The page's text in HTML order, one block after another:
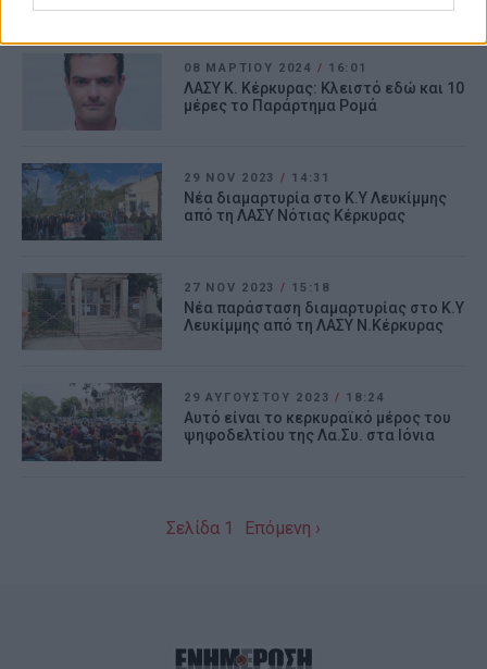
I want to allow Google to enable storage
related to security, including
authentication functionality and fraud
prevention, and other user protection.
08 ΜΑΡΤΊΟΥ 2024 / 16:01
ΛΑΣΥ Κ. Κέρκυρας: Κλειστό εδώ και 10
μέρες το Παράρτημα Ρομά
29 NOV 2023 / 14:31
Νέα διαμαρτυρία στο Κ.Υ Λευκίμμης
από τη ΛΑΣΥ Νότιας Κέρκυρας
27 NOV 2023 / 15:18
Νέα παράσταση διαμαρτυρίας στο Κ.Υ
Λευκίμμης από τη ΛΑΣΥ Ν.Κέρκυρας
29 ΑΥΓΟΎΣΤΟΥ 2023 / 18:24
Αυτό είναι το κερκυραϊκό μέρος του
ψηφοδελτίου της Λα.Συ. στα Ιόνια
Σελίδα 1 Επόμενη ›